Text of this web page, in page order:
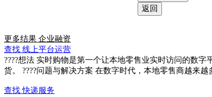
返回
更多结果 企业融资
查找 线上平台运营
????想法 实时购物是第一个让本地零售业实时访问的数
货。 ????问题与解决方案 在数字时代，本地零售商越来越
查找 快递服务